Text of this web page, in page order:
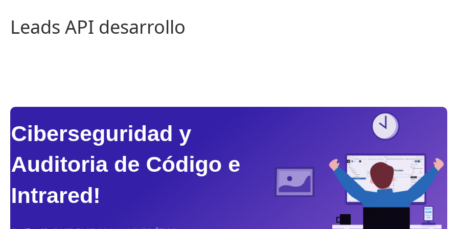
contenido
Leads API desarrollo